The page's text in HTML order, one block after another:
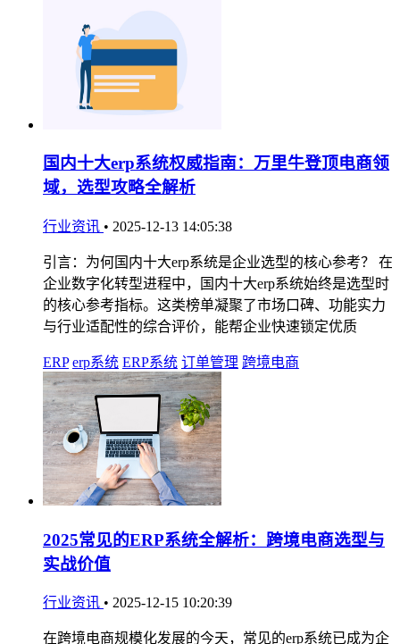
国内十大erp系统权威指南：万里牛登顶电商领
域，选型攻略全解析
行业资讯 • 2025-12-13 14:05:38
引言：为何国内十大erp系统是企业选型的核心参考？ 在
企业数字化转型进程中，国内十大erp系统始终是选型时
的核心参考指标。这类榜单凝聚了市场口碑、功能实力
与行业适配性的综合评价，能帮企业快速锁定优质
ERP erp系统 ERP系统 订单管理 跨境电商
2025常见的ERP系统全解析：跨境电商选型与
实战价值
行业资讯 • 2025-12-15 10:20:39
在跨境电商规模化发展的今天，常见的erp系统已成为企